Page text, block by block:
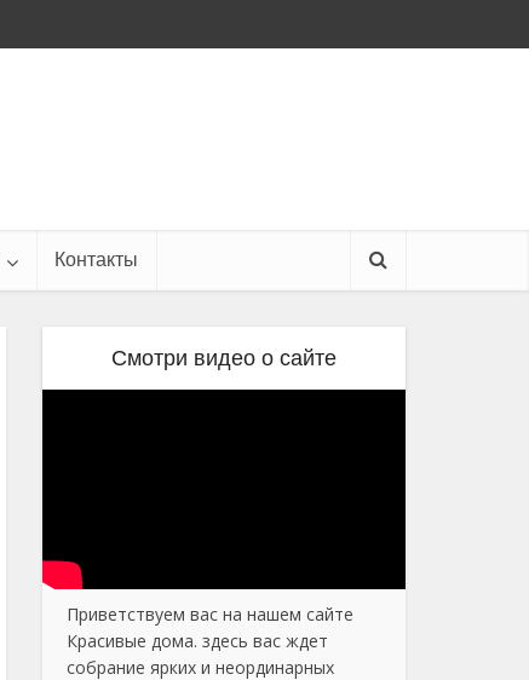
Контакты
Смотри видео о сайте
Приветствуем вас на нашем сайте
Красивые дома. здесь вас ждет
собрание ярких и неординарных